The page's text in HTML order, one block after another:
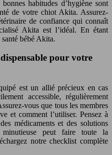
habitudes d’hygiène sont
de votre chiot Akita. Assurez-
de confiance qui connaît
Akita est l’idéal. En étant
bébé Akita.
pour votre
est un allié précieux en cas
accessible, régulièrement
vous que tous les membres
et comment l’utiliser. Pensez à
médicaments et des solutions
minutieuse peut faire toute la
notre checklist complète